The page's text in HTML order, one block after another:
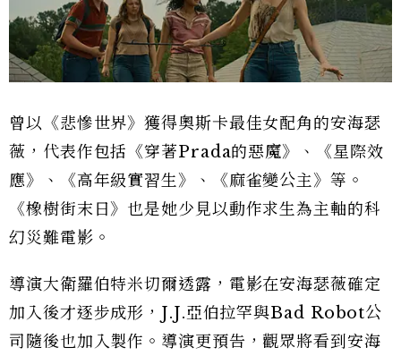
曾以《悲慘世界》獲得奧斯卡最佳女配角的安海瑟
薇，代表作包括《穿著Prada的惡魔》、《星際效
應》、《高年級實習生》、《麻雀變公主》等。
《橡樹街末日》也是她少見以動作求生為主軸的科
幻災難電影。
導演大衛羅伯特米切爾透露，電影在安海瑟薇確定
加入後才逐步成形，J.J.亞伯拉罕與Bad Robot公
司隨後也加入製作。導演更預告，觀眾將看到安海